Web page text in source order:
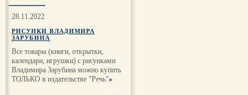
28.11.2022
РИСУНКИ ВЛАДИМИРА
ЗАРУБИНА
Все товары (книги, открытки,
календари, игрушки) с рисунками
Владимира Зарубина можно купить
ТОЛЬКО в издательстве "Речь"»